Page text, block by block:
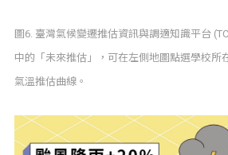
圖6. 臺灣氣候變遷推估資訊與調適知識平台
中的「未來推估」，可在左側地圖點選學校所
氣溫推估曲線。